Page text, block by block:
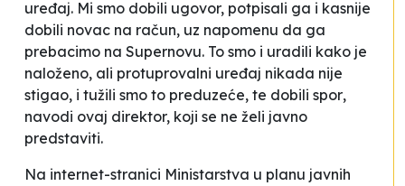
uređaj. Mi smo dobili ugovor, potpisali ga i kasnije
dobili novac na račun, uz napomenu da ga
prebacimo na Supernovu. To smo i uradili kako je
naloženo, ali protuprovalni uređaj nikada nije
stigao, i tužili smo to preduzeće, te dobili spor,
navodi ovaj direktor, koji se ne želi javno
predstaviti.
Na internet-stranici Ministarstva u planu javnih